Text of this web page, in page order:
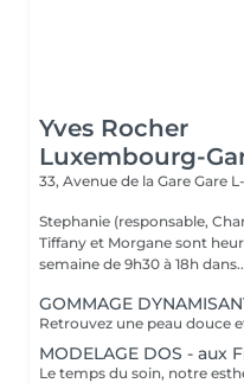
Yves Rocher
Luxembourg-
33, Avenue de la Gare Gare
Stephanie (responsable,
Tiffany et Morgane sont
semaine de 9h30 à 18h
GOMMAGE
MODELAGE DOS - aux